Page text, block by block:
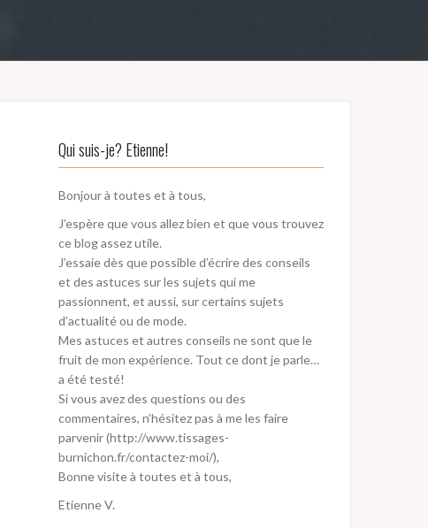
Qui suis-je? Etienne!
Bonjour à toutes et à tous,
J’espère que vous allez bien et que vous trouvez
ce blog assez utile.
J’essaie dès que possible d’écrire des conseils
et des astuces sur les sujets qui me
passionnent, et aussi, sur certains sujets
d’actualité ou de mode.
Mes astuces et autres conseils ne sont que le
fruit de mon expérience. Tout ce dont je parle…
a été testé!
Si vous avez des questions ou des
commentaires, n’hésitez pas à me les faire
parvenir (http://www.tissages-
burnichon.fr/contactez-moi/),
Bonne visite à toutes et à tous,
Etienne V.